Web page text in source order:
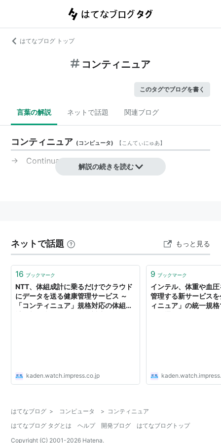
はてなブログ トップ
コンティニュア
このタグでブログを書く
言葉の解説 ネットで話題 関連ブログ
コンティニュア (コンピュータ) 【こんてぃにゅあ】
→ Continua
解説の続きを読む
ネットで話題 もっと見る
16 ブックマーク
NTT、体組成計に乗るだけでクラウド
にデータを送る健康管理サービス ～
「コンティニュア」規格対応の体組成
kaden.watch.impress.co.jp
9 ブックマーク
インテル、体重や血
管理する新サービス
ィニュア」の統一規
はてなブログ > コンピュータ > コンティニュア
はてなブログ タグとは
ヘルプ 開発ブログ
はてなブログトップ
Copyright (C) 2001-2026 Hatena.